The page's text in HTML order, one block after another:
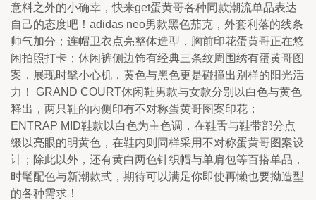
意料之外的小确幸，快来get蛋黄哥各种同款潮流单品表达
自己的态度吧！adidas neo男款黑色茄克，外套利落的线条
帅气加分；连帽卫衣点亮整体造型，胸前印花蛋黄哥正在悠
闲拍照打卡；休闲裤侧边饰有经典三条纹周围绣有蛋黄哥图
案，展现时髦小心机，黄色与黑色更是碰撞出别样的阳光活
力！ GRAND COURT休闲鞋男款与女款分别以白色与黄色
释出，两只鞋的内侧印有不对称蛋黄哥图案印花；
ENTRAP MID鞋款以白色为主色调，在鞋舌与鞋带部分点
缀以亮眼的明黄色，在鞋内则同样采用不对称蛋黄哥图案设
计；除此以外，还有黄白两色针织帽与单肩包等百搭单品，
时髦配色与新潮款式，期待可以满足你即使再懒也要拗造型
的各种需求！